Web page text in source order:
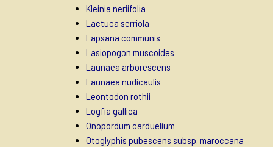
Kleinia neriifolia
Lactuca serriola
Lapsana communis
Lasiopogon muscoides
Launaea arborescens
Launaea nudicaulis
Leontodon rothii
Logfia gallica
Onopordum carduelium
Otoglyphis pubescens subsp. maroccana